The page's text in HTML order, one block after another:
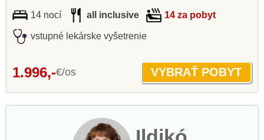
14 nocí all inclusive 14 za pobyt
vstupné lekárske vyšetrenie
1.996,-€/os